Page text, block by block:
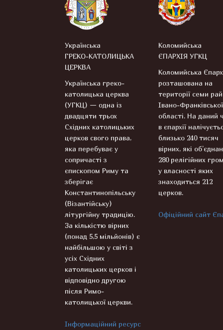
Українська
ГРЕКО-КАТОЛИЦЬКА
ЦЕРКВА
Українська греко-
католицька церква
(УГКЦ) — одна із
двадцяти трьох
Східних католицьких
церков свого права,
яка перебуває у
сопричасті з
єпископом Риму та
зберігає
Константинопільську
(Візантійську)
літургійну традицію.
За кількістю вірних
(понад 5,5 мільйонів) є
найбільшою у світі з
усіх Східних
католицьких церков і
відповідно другою
після Римо-
католицької церкви.
Інформаційний ресурс
Коломийська
ЄПАРХІЯ УГКЦ
Коломийська
розташована на
території семи
Івано-Франківської
області. На даний
в єпархії
близько 240 тисяч
вірних, які
280 релігійних
у власності яких
знаходиться 212
церков.
Офіційний сайт